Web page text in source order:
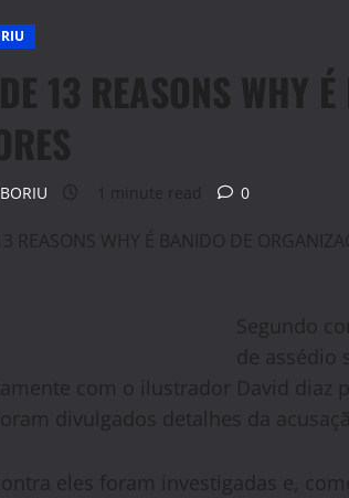
13 REASONS WHY
1 minute read 0
Segundo
de assédio
com o ilustrador David diaz
divulgados detalhes da
eles foram investigadas e,